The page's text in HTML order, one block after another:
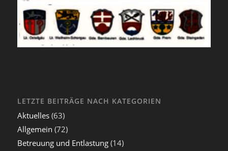
LETZTE BEITRÄGE NACH KATEGORIEN
Aktuelles(63)
Allgemein (72)
Betreuung und Entlastung(14)